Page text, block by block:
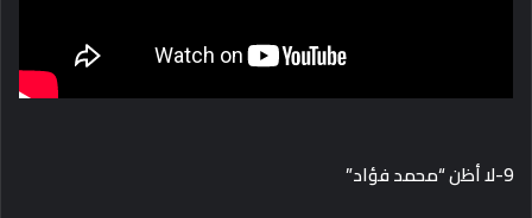
9-لا أظن “محمد فؤاد”